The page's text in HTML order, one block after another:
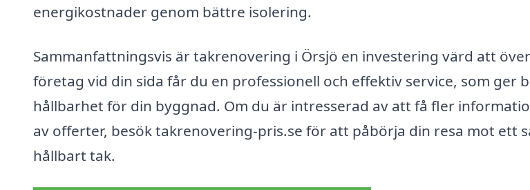
energikostnader genom bättre isolering.
Sammanfattningsvis är takrenovering i Örsjö en investering värd att
företag vid din sida får du en professionell och effektiv service, som ger
hållbarhet för din byggnad. Om du är intresserad av att få fler
av offerter, besök takrenovering-pris.se för att påbörja din resa mot ett
hållbart tak.